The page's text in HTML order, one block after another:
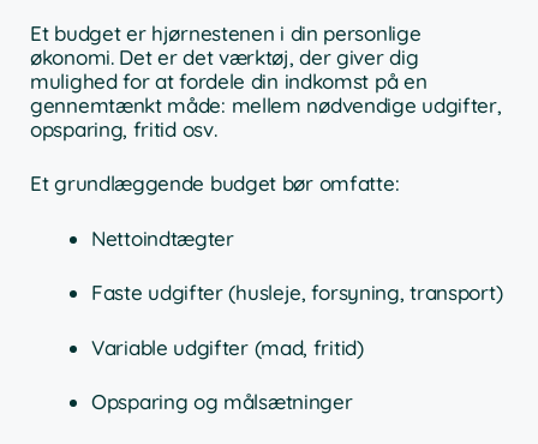
Et budget er hjørnestenen i din personlige
økonomi. Det er det værktøj, der giver dig
mulighed for at fordele din indkomst på en
gennemtænkt måde: mellem nødvendige udgifter,
opsparing, fritid osv.
Et grundlæggende budget bør omfatte:
Nettoindtægter
Faste udgifter (husleje, forsyning, transport)
Variable udgifter (mad, fritid)
Opsparing og målsætninger